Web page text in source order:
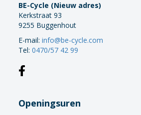
BE-Cycle (Nieuw adres)
Kerkstraat 93
9255 Buggenhout
E-mail:info@be-cycle.com
Tel:0470/57 42 99
Openingsuren